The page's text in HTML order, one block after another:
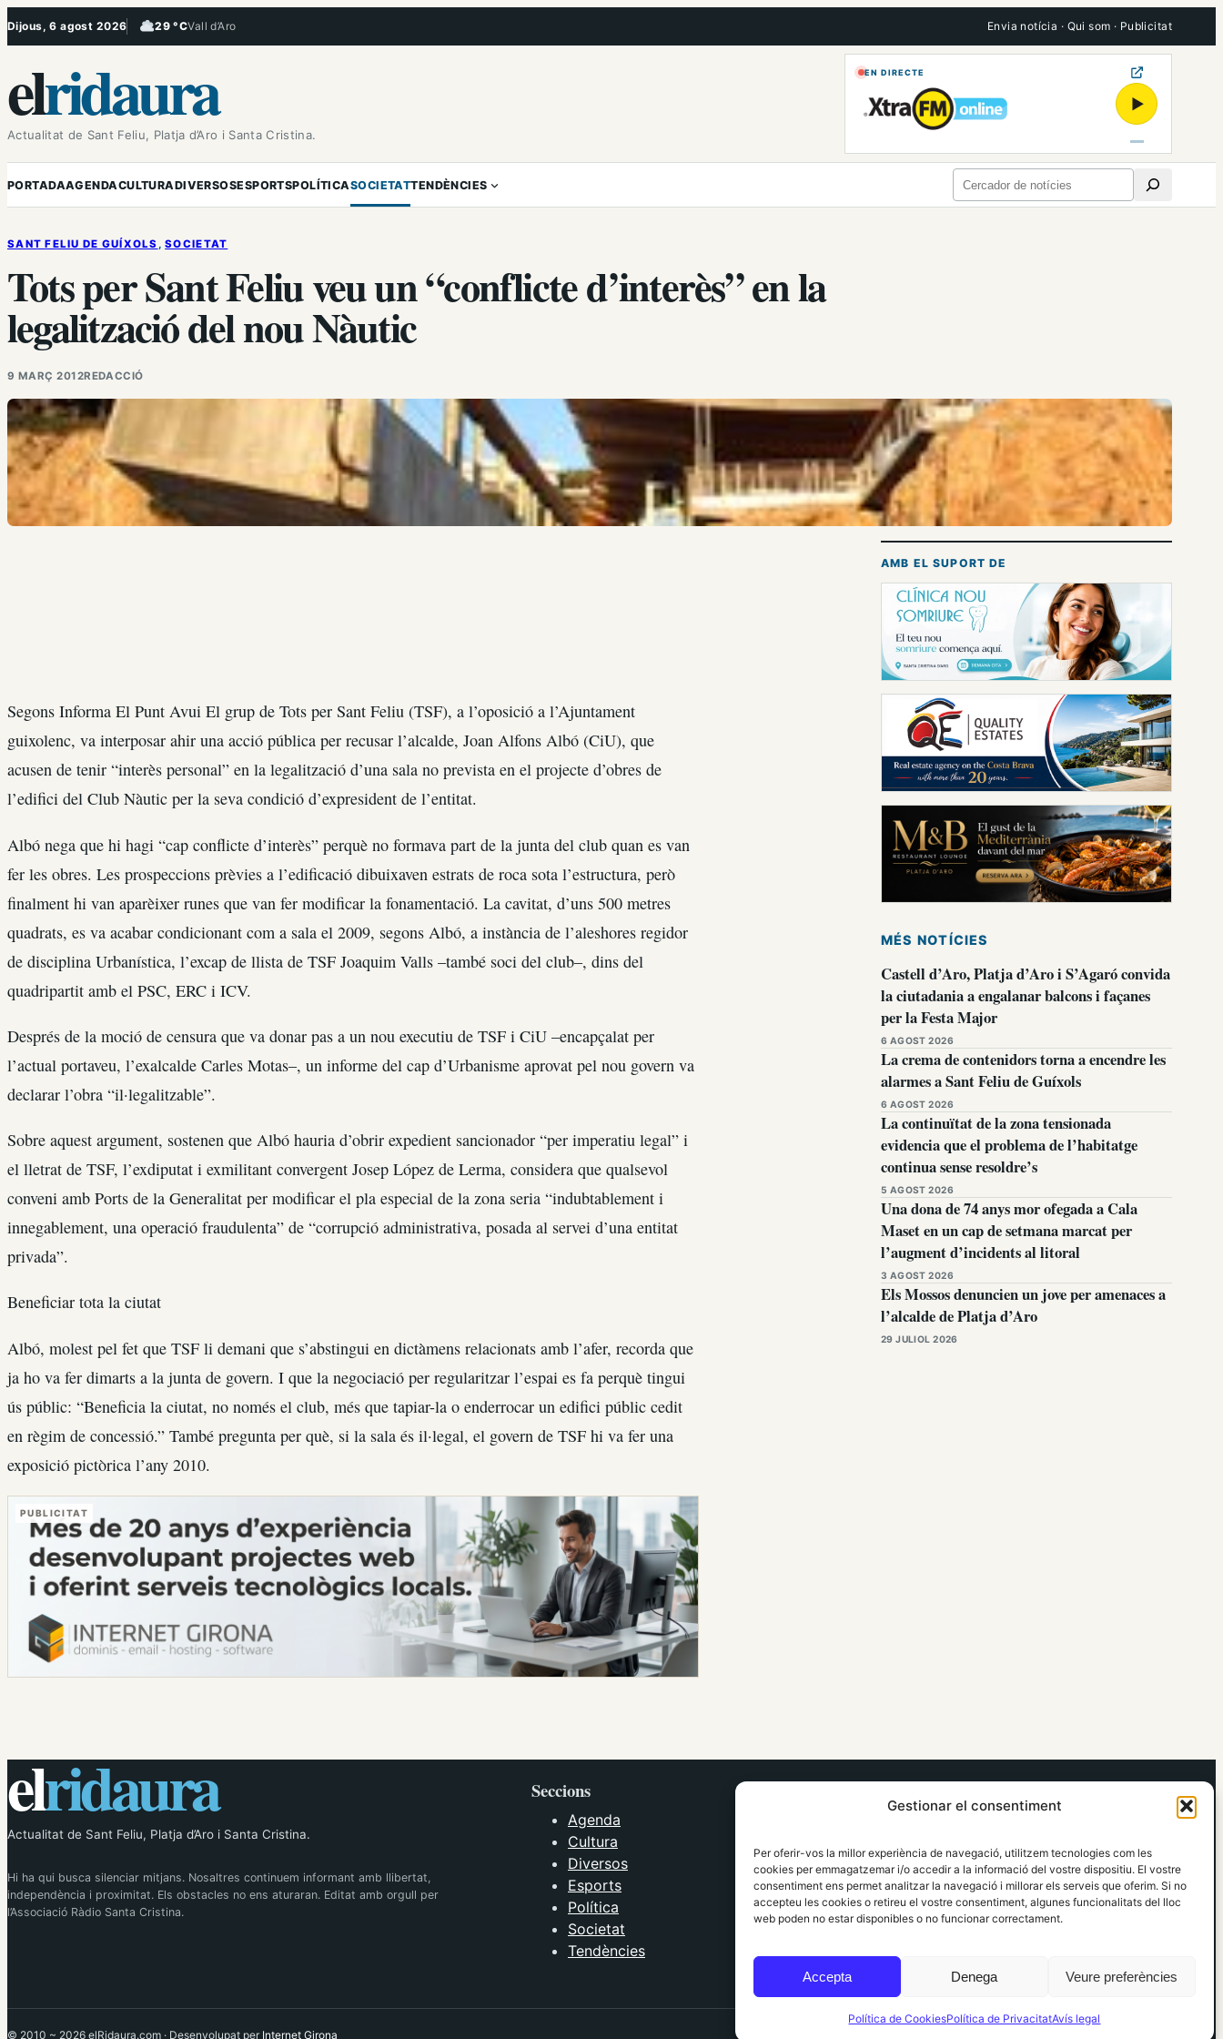
Gestionar el consentiment
Per oferir-vos la millor experiència de navegació, utilitzem tecnologies com les
cookies per emmagatzemar i/o accedir a la informació del vostre dispositiu. El vostre
consentiment ens permet analitzar la navegació i millorar els serveis que oferim. Si no
accepteu les cookies o retireu el vostre consentiment, algunes funcionalitats del lloc
web poden no estar disponibles o no funcionar correctament.
Accepta Denega Veure preferències
Política de CookiesPolítica de PrivacitatAvís legal
Vés
Dijous, 6 agost 2026 29 °CVall d’Aro
, Ennuvolat Envia notícia · Qui som · Publicitat
elridaura
Actualitat de Sant Feliu, Platja d’Aro i Santa Cristina.
EN DIRECTE
▶
PORTADAAGENDACULTURADIVERSOSESPORTSPOLÍTICASOCIETATTENDÈNCIES Cerca
SANT FELIU DE GUÍXOLS , SOCIETAT
Tots per Sant Feliu veu un “conflicte d’interès” en la
legalització del nou Nàutic
9 MARÇ 2012REDACCIÓ
Segons Informa El Punt Avui El grup de Tots per Sant Feliu (TSF), a l’oposició a l’Ajuntament
guixolenc, va interposar ahir una acció pública per recusar l’alcalde, Joan Alfons Albó (CiU), que
acusen de tenir “interès personal” en la legalització d’una sala no prevista en el projecte d’obres de
l’edifici del Club Nàutic per la seva condició d’expresident de l’entitat.
Albó nega que hi hagi “cap conflicte d’interès” perquè no formava part de la junta del club quan es van
fer les obres. Les prospeccions prèvies a l’edificació dibuixaven estrats de roca sota l’estructura, però
finalment hi van aparèixer runes que van fer modificar la fonamentació. La cavitat, d’uns 500 metres
quadrats, es va acabar condicionant com a sala el 2009, segons Albó, a instància de l’aleshores regidor
de disciplina Urbanística, l’excap de llista de TSF Joaquim Valls –també soci del club–, dins del
quadripartit amb el PSC, ERC i ICV.
Després de la moció de censura que va donar pas a un nou executiu de TSF i CiU –encapçalat per
l’actual portaveu, l’exalcalde Carles Motas–, un informe del cap d’Urbanisme aprovat pel nou govern va
declarar l’obra “il·legalitzable”.
Sobre aquest argument, sostenen que Albó hauria d’obrir expedient sancionador “per imperatiu legal” i
el lletrat de TSF, l’exdiputat i exmilitant convergent Josep López de Lerma, considera que qualsevol
conveni amb Ports de la Generalitat per modificar el pla especial de la zona seria “indubtablement i
innegablement, una operació fraudulenta” de “corrupció administrativa, posada al servei d’una entitat
privada”.
Beneficiar tota la ciutat
Albó, molest pel fet que TSF li demani que s’abstingui en dictàmens relacionats amb l’afer, recorda que
ja ho va fer dimarts a la junta de govern. I que la negociació per regularitzar l’espai es fa perquè tingui
ús públic: “Beneficia la ciutat, no només el club, més que tapiar-la o enderrocar un edifici públic cedit
en règim de concessió.” També pregunta per què, si la sala és il·legal, el govern de TSF hi va fer una
exposició pictòrica l’any 2010.
PUBLICITAT
AMB EL SUPORT DE
MÉS NOTÍCIES
Castell d’Aro, Platja d’Aro i S’Agaró convida
la ciutadania a engalanar balcons i façanes
per la Festa Major
6 AGOST 2026
La crema de contenidors torna a encendre les
alarmes a Sant Feliu de Guíxols
6 AGOST 2026
La continuïtat de la zona tensionada
evidencia que el problema de l’habitatge
continua sense resoldre’s
5 AGOST 2026
Una dona de 74 anys mor ofegada a Cala
Maset en un cap de setmana marcat per
l’augment d’incidents al litoral
3 AGOST 2026
Els Mossos denuncien un jove per amenaces a
l’alcalde de Platja d’Aro
29 JULIOL 2026
elridaura
Actualitat de Sant Feliu, Platja d’Aro i Santa Cristina.
Hi ha qui busca silenciar mitjans. Nosaltres continuem informant amb llibertat,
independència i proximitat. Els obstacles no ens aturaran. Editat amb orgull per
l’Associació Ràdio Santa Cristina.
Seccions
Agenda
Cultura
Diversos
Esports
Política
Societat
Tendències
Política de Cookies
Política Editorial
© 2010 ~ 2026 elRidaura.com · Desenvolupat per Internet Girona